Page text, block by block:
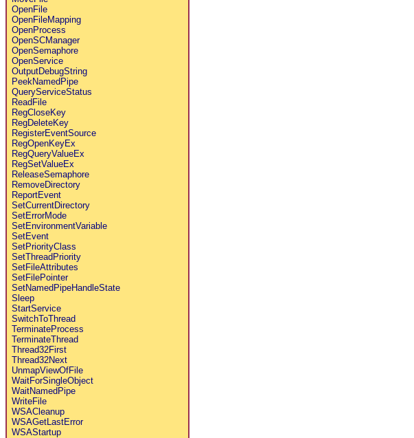
OpenFile
OpenFileMapping
OpenProcess
OpenSCManager
OpenSemaphore
OpenService
OutputDebugString
PeekNamedPipe
QueryServiceStatus
ReadFile
RegCloseKey
RegDeleteKey
RegisterEventSource
RegOpenKeyEx
RegQueryValueEx
RegSetValueEx
ReleaseSemaphore
RemoveDirectory
ReportEvent
SetCurrentDirectory
SetErrorMode
SetEnvironmentVariable
SetEvent
SetPriorityClass
SetThreadPriority
SetFileAttributes
SetFilePointer
SetNamedPipeHandleState
Sleep
StartService
SwitchToThread
TerminateProcess
TerminateThread
Thread32First
Thread32Next
UnmapViewOfFile
WaitForSingleObject
WaitNamedPipe
WriteFile
WSACleanup
WSAGetLastError
WSAStartup